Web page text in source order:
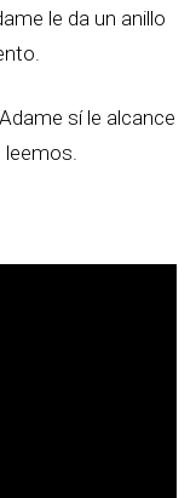
le da un anillo
sí le alcance